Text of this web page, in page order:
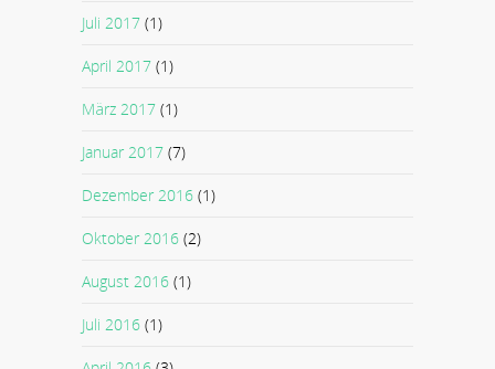
Juli 2017 (1)
April 2017 (1)
März 2017 (1)
Januar 2017 (7)
Dezember 2016 (1)
Oktober 2016 (2)
August 2016 (1)
Juli 2016 (1)